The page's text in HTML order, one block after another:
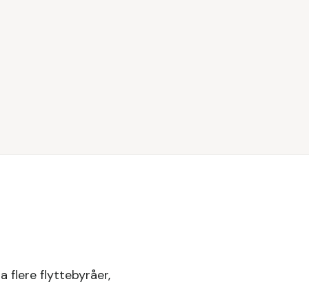
flere flyttebyråer,